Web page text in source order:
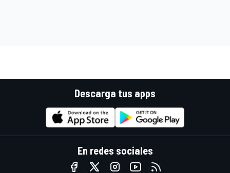
Descarga tus apps
En redes sociales